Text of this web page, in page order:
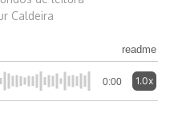
Caldeira
readme
0:00 1.0x